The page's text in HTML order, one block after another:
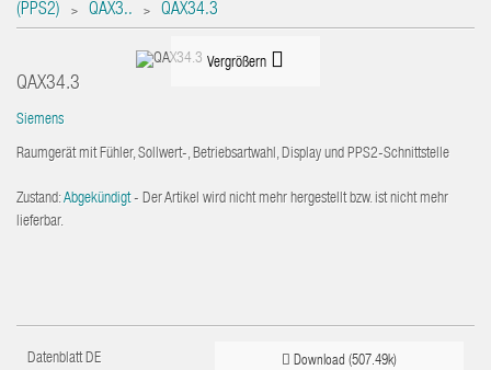
(PPS2)
> QAX3.. > QAX34.3
Vergrößern
QAX34.3
Siemens
Raumgerät mit Fühler, Sollwert-, Betriebsartwahl, Display und PPS2-Schnittstelle
Zustand:Abgekündigt- Der Artikel wird nicht mehr hergestellt bzw. ist nicht mehr
lieferbar.
Datenblatt DE Download (507.49k)